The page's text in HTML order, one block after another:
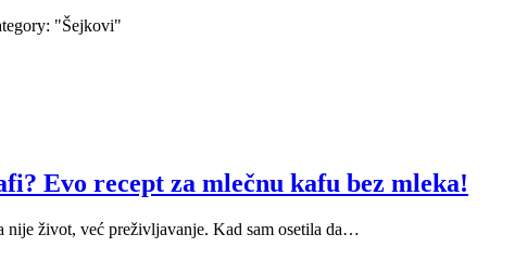
"Šejkovi"
Evo recept za mlečnu kafu bez mleka!
nije život, već preživljavanje. Kad sam osetila da…